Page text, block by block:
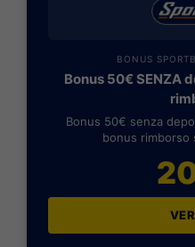
BONUS
Bonus 50€ SENZA
Bonus 50€ senza
bonus rimborso